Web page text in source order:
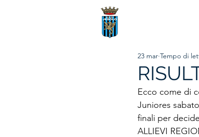
23 mar Tempo di
Ecco come di
Juniores
finali per
ALLIEVI